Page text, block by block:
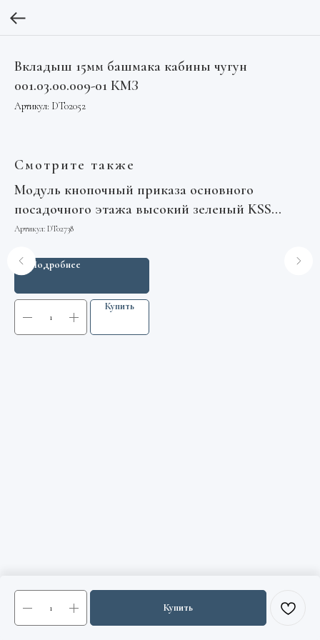
Вкладыш 15мм башмака кабины чугун
001.03.00.009-01 КМЗ
Артикул: DT02052
Купить
Смотрите также
Модуль кнопочный приказа основного
посадочного этажа высокий зеленый KSS
KM804343G10 Kone
Артикул: DT02738
Подробнее
Купить